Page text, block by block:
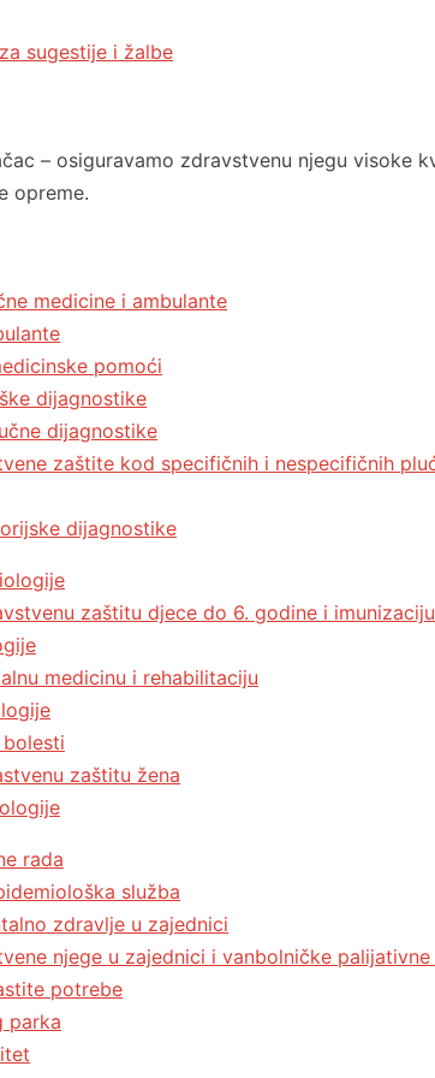
sugestije i žalbe
– osiguravamo zdravstvenu njegu visoke
opreme.
medicine i ambulante
pomoći
dijagnostike
dijagnostike
zaštite kod specifičnih i nespecifičnih
dijagnostike
zaštitu djece do 6. godine i imunizaciju
medicinu i rehabilitaciju
zaštitu žena
rada
služba
zdravlje u zajednici
njege u zajednici i vanbolničke palijativne
potrebe
parka